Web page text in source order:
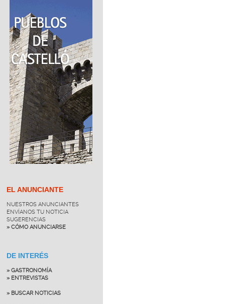
EL ANUNCIANTE
NUESTROS ANUNCIANTES
ENVÍANOS TU NOTICIA
SUGERENCIAS
» CÓMO ANUNCIARSE
DE INTERÉS
» GASTRONOMÍA
» ENTREVISTAS
» BUSCAR NOTICIAS